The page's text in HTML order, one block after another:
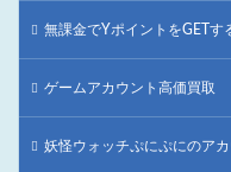
無課金でYポイントをGETす
ゲームアカウント高価買取
妖怪ウォッチぷにぷにのア